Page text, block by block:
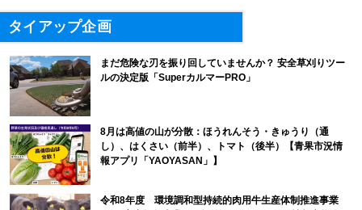
タイアップ企画
まだ危険な刃を振り回していませんか？ 安全草刈りツー
ルの決定版「SuperカルマーPRO」
8月は高値の山が分散：ほうれんそう・きゅうり（通
し）、はくさい（前半）、トマト（後半）【青果市況情
報アプリ「YAOYASAN」】
令和8年度 環境調和型持続的肉用牛生産体制推進事業